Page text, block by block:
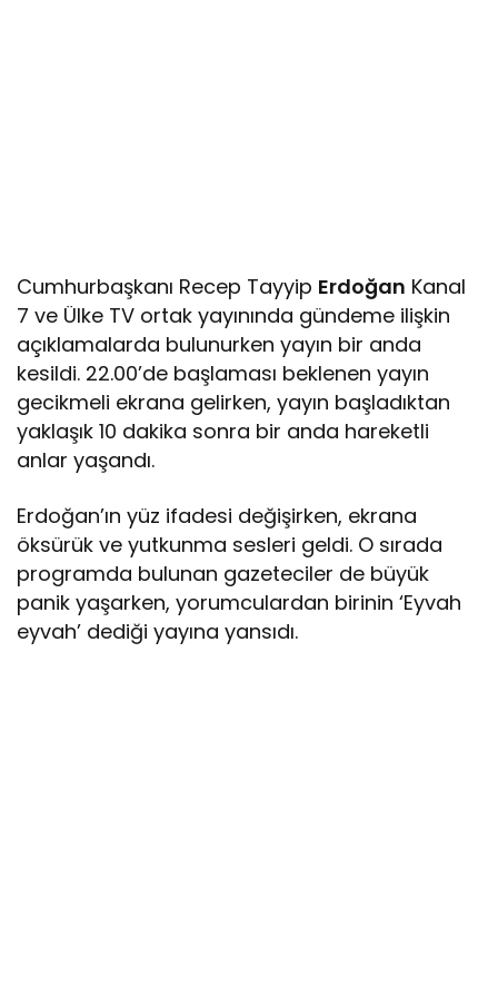
Cumhurbaşkanı Recep Tayyip Erdoğan Kanal
7 ve Ülke TV ortak yayınında gündeme ilişkin
açıklamalarda bulunurken yayın bir anda
kesildi. 22.00’de başlaması beklenen yayın
gecikmeli ekrana gelirken, yayın başladıktan
yaklaşık 10 dakika sonra bir anda hareketli
anlar yaşandı.
Erdoğan’ın yüz ifadesi değişirken, ekrana
öksürük ve yutkunma sesleri geldi. O sırada
programda bulunan gazeteciler de büyük
panik yaşarken, yorumculardan birinin ‘Eyvah
eyvah’ dediği yayına yansıdı.